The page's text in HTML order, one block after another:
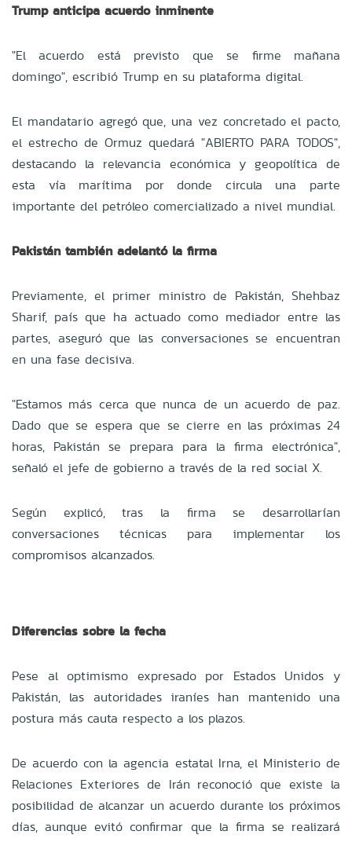
Trump anticipa acuerdo inminente
"El acuerdo está previsto que se firme mañana
domingo", escribió Trump en su plataforma digital.
El mandatario agregó que, una vez concretado el pacto,
el estrecho de Ormuz quedará "ABIERTO PARA TODOS",
destacando la relevancia económica y geopolítica de
esta vía marítima por donde circula una parte
importante del petróleo comercializado a nivel mundial.
Pakistán también adelantó la firma
Previamente, el primer ministro de Pakistán, Shehbaz
Sharif, país que ha actuado como mediador entre las
partes, aseguró que las conversaciones se encuentran
en una fase decisiva.
"Estamos más cerca que nunca de un acuerdo de paz.
Dado que se espera que se cierre en las próximas 24
horas, Pakistán se prepara para la firma electrónica",
señaló el jefe de gobierno a través de la red social X.
Según explicó, tras la firma se desarrollarían
conversaciones técnicas para implementar los
compromisos alcanzados.
Diferencias sobre la fecha
Pese al optimismo expresado por Estados Unidos y
Pakistán, las autoridades iraníes han mantenido una
postura más cauta respecto a los plazos.
De acuerdo con la agencia estatal Irna, el Ministerio de
Relaciones Exteriores de Irán reconoció que existe la
posibilidad de alcanzar un acuerdo durante los próximos
días, aunque evitó confirmar que la firma se realizará